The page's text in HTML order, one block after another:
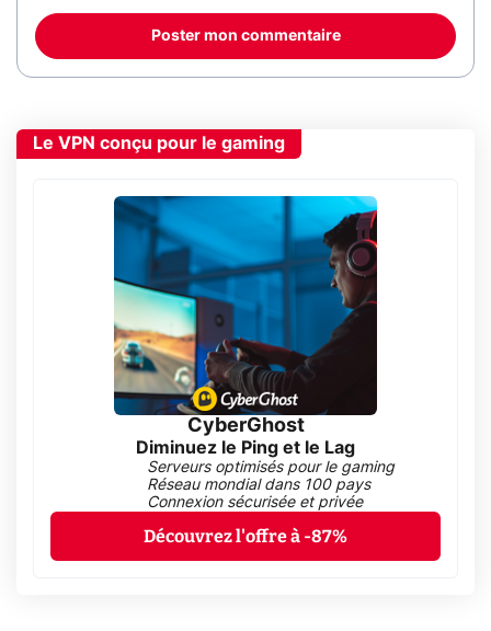
Poster mon commentaire
Le VPN conçu pour le gaming
CyberGhost
Diminuez le Ping et le Lag
Serveurs optimisés pour le gaming
Réseau mondial dans 100 pays
Connexion sécurisée et privée
Découvrez l'offre à -87%